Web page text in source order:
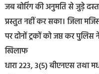
जब बोरिंग की अनुमति से जुड़े
प्रस्तुत नहीं कर सका। जिला
पर दोनों ट्रकों को जप्त कर
खिलाफ
धारा 223, 3(5) बीएनएस तथा